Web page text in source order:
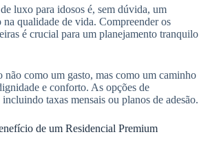
luxo para idosos é, sem dúvida, um
qualidade de vida. Compreender os
é crucial para um planejamento tranquilo
não como um gasto, mas como um caminho
e conforto. As opções de
taxas mensais ou planos de adesão.
de um Residencial Premium